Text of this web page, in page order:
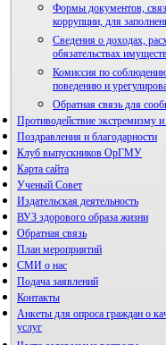
Формы документов,
коррупции, для
Сведения о доходах,
обязательствах
Комиссия по
поведению и
Обратная связь для
Противодействие экстремизму
Поздравления и благодарности
Клуб выпускников ОрГМУ
Карта сайта
Ученый Совет
Издательская деятельность
Альманах
ВУЗ здорового образа жизни
Обратная связь
План мероприятий
СМИ о нас
Подача заявлений
Контакты
Анкеты для опроса граждан о
услуг